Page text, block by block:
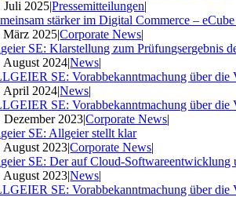
Juli 2025|Pressemitteilungen|
stärker im Digital Commerce –
März 2025|Corporate News|
SE: Klarstellung zum Prüfungsergebnis
August 2024|News|
SE: Vorabbekanntmachung über die
April 2024|News|
SE: Vorabbekanntmachung über die
Dezember 2023|Corporate News|
SE: Allgeier stellt klar
August 2023|Corporate News|
SE: Der auf Cloud-Softwareentwicklung
August 2023|News|
SE: Vorabbekanntmachung über die